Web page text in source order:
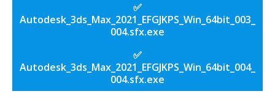
✅
Autodesk_3ds_Max_2021_EFGJKPS_Win_64bit_003_
004.sfx.exe
✅
Autodesk_3ds_Max_2021_EFGJKPS_Win_64bit_004_
004.sfx.exe